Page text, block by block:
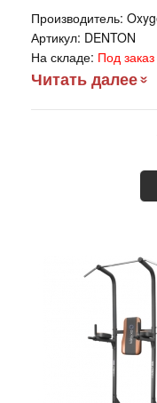
Производитель:
Артикул: DENTON
На складе: Под заказ
Читать далее